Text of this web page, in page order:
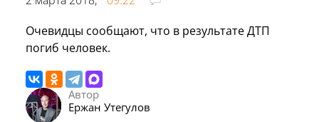
Очевидцы сообщают, что в результате ДТП
погиб человек.
Автор
Ержан Утегулов